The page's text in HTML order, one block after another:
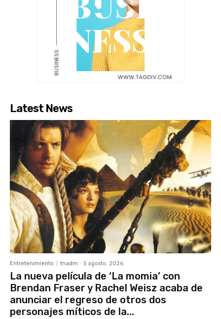
Latest News
Entretenimiento tnadm - 5 agosto, 2026
La nueva película de ‘La momia’ con
Brendan Fraser y Rachel Weisz acaba de
anunciar el regreso de otros dos
personajes míticos de la...